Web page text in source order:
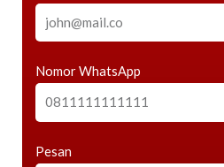
Nomor WhatsApp
Pesan